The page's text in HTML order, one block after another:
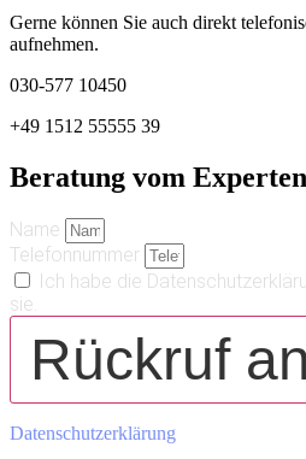
Gerne können Sie auch direkt
aufnehmen.
030-577 10450
+49 1512 55555 39
Beratung vom Experten
Name
Telefonnummer
Ich habe die
sie.
Rückruf
Datenschutzerklärung